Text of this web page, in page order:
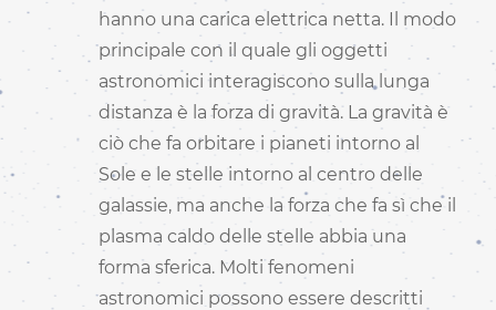
hanno una carica elettrica netta. Il modo
principale con il quale gli oggetti
astronomici interagiscono sulla lunga
distanza è la forza di gravità. La gravità è
ciò che fa orbitare i pianeti intorno al
Sole e le stelle intorno al centro delle
galassie, ma anche la forza che fa sì che il
plasma caldo delle stelle abbia una
forma sferica. Molti fenomeni
astronomici possono essere descritti